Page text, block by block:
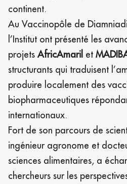
continent.
Au Vaccinopôle de
l’Institut ont présenté les
projets AfricAmaril et
structurants qui traduisent
produire localement des
biopharmaceutiques
internationaux.
Fort de son parcours de
ingénieur agronome et
sciences alimentaires, a
chercheurs sur les